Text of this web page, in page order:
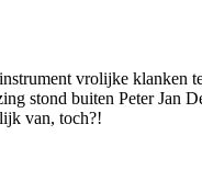
vrolijke
stond buiten Peter Jan
van, toch?!